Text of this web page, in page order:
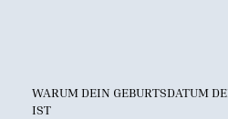
WARUM DEIN GEBURTSDATUM
IST